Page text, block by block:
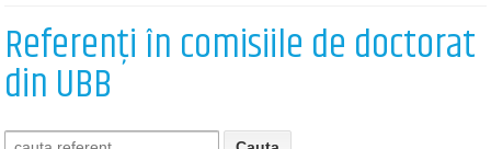
Referenți în comisiile de doctorat
din UBB